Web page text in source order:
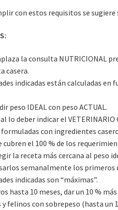
con estos requisitos se
la consulta NUTRICIONAL
casera.
indicadas están calculadas
peso IDEAL con peso ACTUAL.
lo deber indicar el
con ingredientes
cubren el 100 % de los
la receta más cercana al peso
semanalmente los primeros
indicadas son “máximas”.
hasta 10 meses, dar un 10 %
y felinos con sobrepeso (hasta un